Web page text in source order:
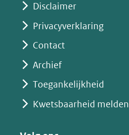
Disclaimer
Privacyverklaring
Contact
Archief
Toegankelijkheid
Kwetsbaarheid melden